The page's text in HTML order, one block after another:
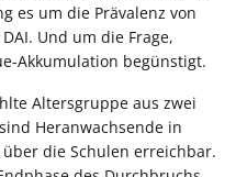
es um die Prävalenz von
Und um die Frage,
Akkumulation begünstigt.
Altersgruppe aus zwei
Heranwachsende in
die Schulen erreichbar.